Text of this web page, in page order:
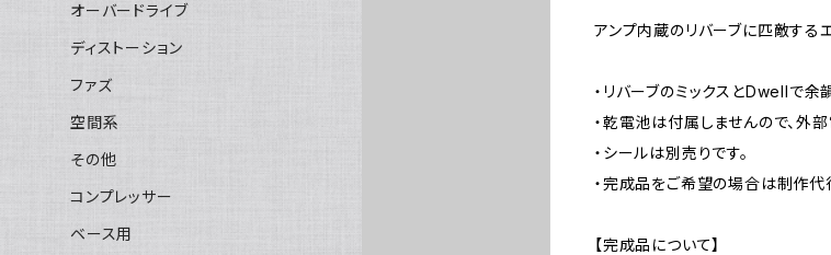
アンプ内蔵のリバーブに匹敵する
・リバーブのミックスとDwellで余
・乾電池は付属しませんので、外
・シールは別売りです。
・完成品をご希望の場合は制作代
【完成品について】
オーバードライブ
ディストーション
ファズ
空間系
その他
コンプレッサー
ベース用